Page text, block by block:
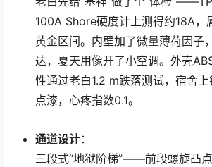
100A Shore硬度计上测得约18A，
黄金区间。内壁加了微量薄荷因子
达，夏天用像开了小空调。外壳
性通过老白1.2 m跌落测试，宿舍
点漆，心疼指数0.1。
通道设计：
三段式“地狱阶梯”——前段螺旋凸